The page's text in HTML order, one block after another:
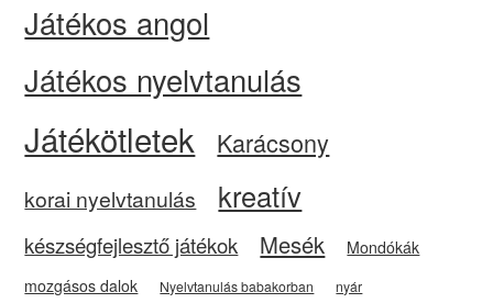
Játékos angol
Játékos nyelvtanulás
Játékötletek Karácsony
korai nyelvtanulás kreatív
készségfejlesztő játékok Mesék
Mondókák
mozgásos dalok
Nyelvtanulás babakorban nyár